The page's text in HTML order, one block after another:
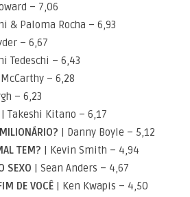
– 7,06
& Paloma Rocha – 6,93
– 6,67
Tedeschi – 6,43
– 6,28
– 6,23
| Takeshi Kitano – 6,17
| Danny Boyle – 5,12
TEM? | Kevin Smith – 4,94
SEXO | Sean Anders – 4,67
DE VOCÊ | Ken Kwapis – 4,50